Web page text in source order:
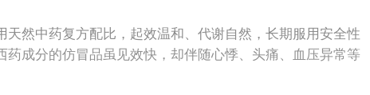
然中药复方配比，起效温和、代谢自然，长期服用安全性
成分的仿冒品虽见效快，却伴随心悸、头痛、血压异常等